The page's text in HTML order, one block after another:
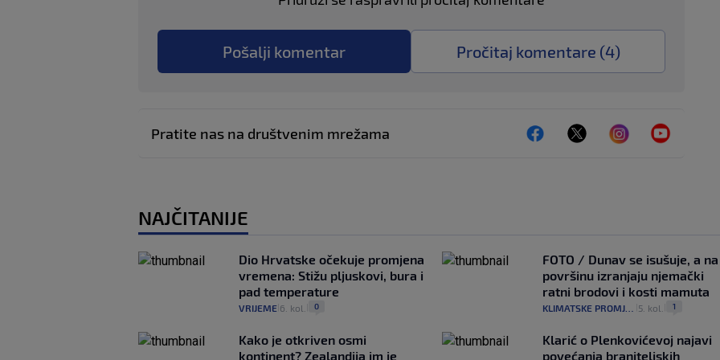
Pošalji komentar Pročitaj komentare (4)
Pratite nas na društvenim mrežama
NAJČITANIJE
Dio Hrvatske očekuje promjena
vremena: Stižu pljuskovi, bura i
pad temperature
VRIJEME 6. kol. 0
FOTO / Dunav se isušuje, a na
površinu izranjaju njemački
ratni brodovi i kosti mamuta
KLIMATSKE PROMJENE 5. kol. 1
Kako je otkriven osmi
kontinent? Zealandija im je
Klarić o Plenkovićevoj najavi
povećanja braniteljskih